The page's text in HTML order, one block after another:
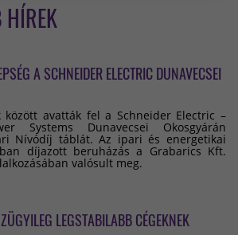
HÍREK
A SCHNEIDER ELECTRIC DUNAVECSEI
között avatták fel a Schneider Electric –
Systems Dunavecsei Okosgyárán
Nívódíj táblát. Az ipari és energetikai
díjazott beruházás a Grabarics Kft.
valósult meg.
LEGSTABILABB CÉGEKNEK